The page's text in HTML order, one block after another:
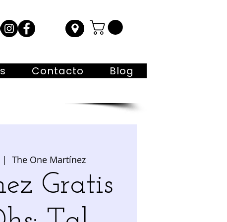
Contacto Blog
|
The One Martínez
Gratis